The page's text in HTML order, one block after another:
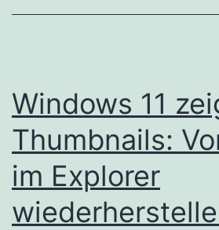
Windows 11
Thumbnails:
im Explorer